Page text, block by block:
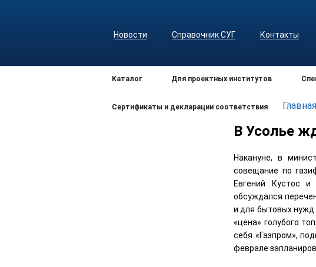
Новости Справочник СУГ Контакты
Каталог Для проектных институтов
Сертификаты и декларации соответствия Главная
В Усолье
Накануне, в
совещание по
Евгений Кустос и
обсуждался
и для бытовых
«цена» голубого
себя «Газпром»,
феврале